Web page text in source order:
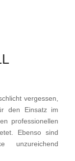
vergessen,
den Einsatz im
professionellen
Ebenso sind
unzureichend